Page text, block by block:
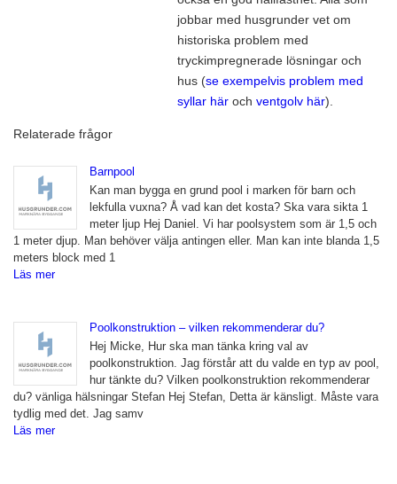
jobbar med husgrunder vet om
historiska problem med
tryckimpregnerade lösningar och
hus (se exempelvis problem med
syllar här och ventgolv här).
Relaterade frågor
Barnpool
Kan man bygga en grund pool i marken för barn och
lekfulla vuxna? Å vad kan det kosta? Ska vara sikta 1
meter ljup Hej Daniel. Vi har poolsystem som är 1,5 och
1 meter djup. Man behöver välja antingen eller. Man kan inte blanda 1,5
meters block med 1
Läs mer
Poolkonstruktion – vilken rekommenderar du?
Hej Micke, Hur ska man tänka kring val av
poolkonstruktion. Jag förstår att du valde en typ av pool,
hur tänkte du? Vilken poolkonstruktion rekommenderar
du? vänliga hälsningar Stefan Hej Stefan, Detta är känsligt. Måste vara
tydlig med det. Jag samv
Läs mer